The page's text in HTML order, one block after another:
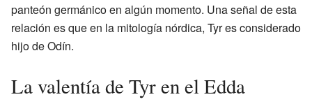
panteón germánico en algún momento. Una señal de esta
relación es que en la mitología nórdica, Tyr es considerado
hijo de Odín.
La valentía de Tyr en el Edda